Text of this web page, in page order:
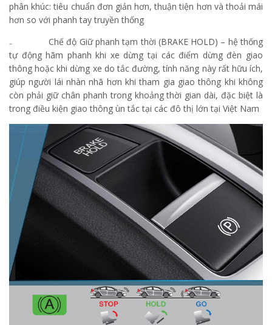
phân khúc: tiêu chuẩn đơn giản hơn, thuận tiện hơn và thoải mái
hơn so với phanh tay truyền thống
₋ Chế độ Giữ phanh tạm thời (BRAKE HOLD) – hệ thống
tự động hãm phanh khi xe dừng tại các điểm dừng đèn giao
thông hoặc khi dừng xe do tắc đường, tính năng này rất hữu ích,
giúp người lái nhàn nhã hơn khi tham gia giao thông khi không
còn phải giữ chân phanh trong khoảng thời gian dài, đặc biệt là
trong điều kiện giao thông ùn tắc tại các đô thị lớn tại Việt Nam